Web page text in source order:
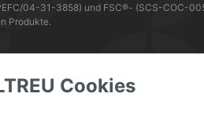
04-31-3858) und FSC®- (SCS-COC-
Produkte.
Cookies